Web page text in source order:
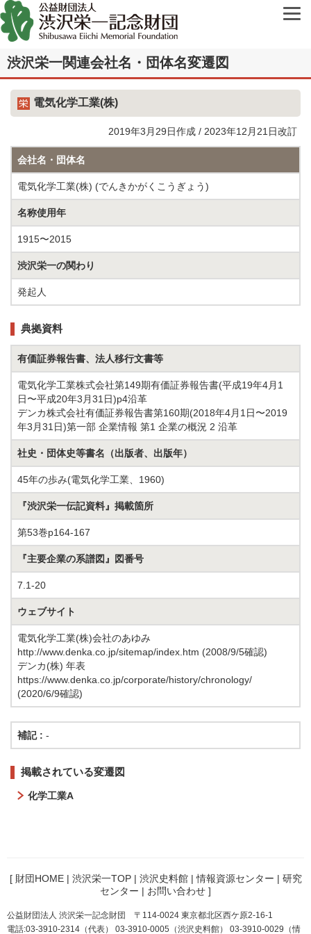
渋沢栄一関連会社名・団体名変遷図
電気化学工業(株)
2019年3月29日作成 / 2023年12月21日改訂
会社名・団体名
電気化学工業(株) (でんきかがくこうぎょう)
名称使用年
1915〜2015
渋沢栄一の関わり
発起人
典拠資料
有価証券報告書、法人移行文書等
電気化学工業株式会社第149期有価証券報告書(平成19年4月1
日〜平成20年3月31日)p4沿革
デンカ株式会社有価証券報告書第160期(2018年4月1日〜2019
年3月31日)第一部 企業情報 第1 企業の概況 2 沿革
社史・団体史等書名（出版者、出版年）
45年の歩み(電気化学工業、1960)
『渋沢栄一伝記資料』掲載箇所
第53巻p164-167
『主要企業の系譜図』図番号
7.1-20
ウェブサイト
電気化学工業(株)会社のあゆみ
http://www.denka.co.jp/sitemap/index.htm (2008/9/5確認)
デンカ(株) 年表
https://www.denka.co.jp/corporate/history/chronology/
(2020/6/9確認)
補記 : -
掲載されている変遷図
化学工業A
[ 財団HOME| 渋沢栄一TOP| 渋沢史料館|情報資源センター | 研究
センター | お問い合わせ ]
公益財団法人 渋沢栄一記念財団 〒114-0024 東京都北区西ケ原2-16-1
電話:03-3910-2314（代表） 03-3910-0005（渋沢史料館） 03-3910-0029（情